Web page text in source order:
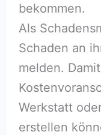
bekommen.
Als
Schaden an
melden.
Werkstatt
erstellen